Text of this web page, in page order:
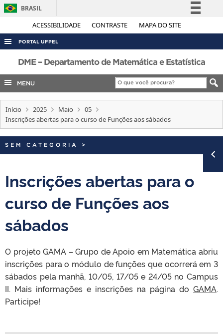
ACESSIBILIDADE CONTRASTE MAPA DO SITE
BRASIL
Simplifique!
Legislação
Canais
PORTAL UFPEL
ACESSO À INFORMAÇÃO
AUDITORIA
COBALTO
CONCURSOS
INTERNACIONAL
PORTARIAS
DME – Departamento de Matemática e Estatística
MENU
Início 2025 Maio
05
Inscrições abertas para o curso de Funções aos sábados
SEM CATEGORIA >
Inscrições abertas para o
curso de Funções aos
sábados
O projeto GAMA – Grupo de Apoio em Matemática abriu
inscrições para o módulo de funções que ocorrerá em 3
sábados pela manhã, 10/05, 17/05 e 24/05 no Campus
II. Mais informações e inscrições na página do GAMA.
Participe!